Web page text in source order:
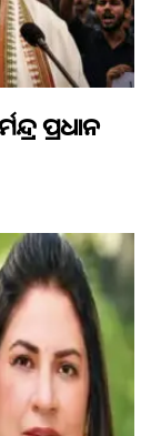
ପ୍ରଧାନ